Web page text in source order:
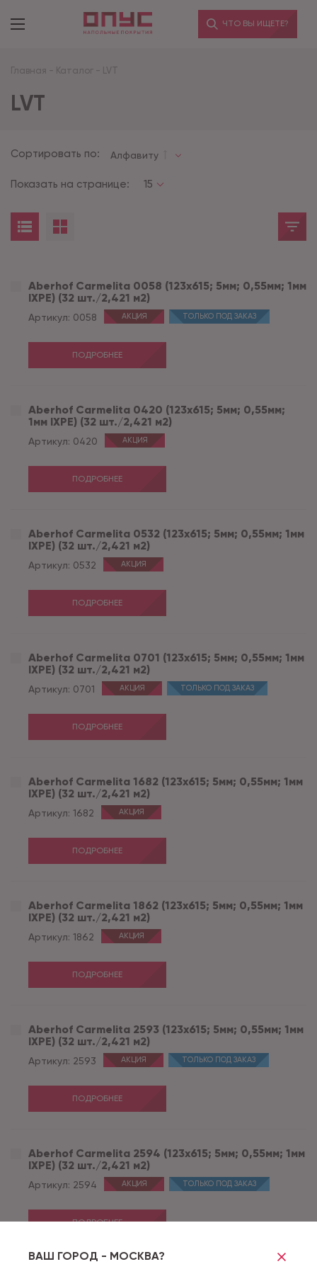
ВАШ ГОРОД - МОСКВА?
ЧТО ВЫ ИЩЕТЕ?
Главная - Каталог - LVT
LVT
Сортировать по: Алфавиту
Показать на странице: 15
Aberhof Carmelita 0058 (123x615; 5мм; 0,55мм; 1мм
IXPE) (32 шт./2,421 м2)
Артикул: 0058 АКЦИЯ ТОЛЬКО ПОД ЗАКАЗ
ПОДРОБНЕЕ
Aberhof Carmelita 0420 (123x615; 5мм; 0,55мм;
1мм IXPE) (32 шт./2,421 м2)
Артикул: 0420 АКЦИЯ
ПОДРОБНЕЕ
Aberhof Carmelita 0532 (123x615; 5мм; 0,55мм; 1мм
IXPE) (32 шт./2,421 м2)
Артикул: 0532 АКЦИЯ
ПОДРОБНЕЕ
Aberhof Carmelita 0701 (123x615; 5мм; 0,55мм; 1мм
IXPE) (32 шт./2,421 м2)
Артикул: 0701 АКЦИЯ ТОЛЬКО ПОД ЗАКАЗ
ПОДРОБНЕЕ
Aberhof Carmelita 1682 (123x615; 5мм; 0,55мм; 1мм
IXPE) (32 шт./2,421 м2)
Артикул: 1682 АКЦИЯ
ПОДРОБНЕЕ
Aberhof Carmelita 1862 (123x615; 5мм; 0,55мм; 1мм
IXPE) (32 шт./2,421 м2)
Артикул: 1862 АКЦИЯ
ПОДРОБНЕЕ
Aberhof Carmelita 2593 (123x615; 5мм; 0,55мм; 1мм
IXPE) (32 шт./2,421 м2)
Артикул: 2593 АКЦИЯ ТОЛЬКО ПОД ЗАКАЗ
ПОДРОБНЕЕ
Aberhof Carmelita 2594 (123x615; 5мм; 0,55мм; 1мм
IXPE) (32 шт./2,421 м2)
Артикул: 2594 АКЦИЯ ТОЛЬКО ПОД ЗАКАЗ
ПОДРОБНЕЕ